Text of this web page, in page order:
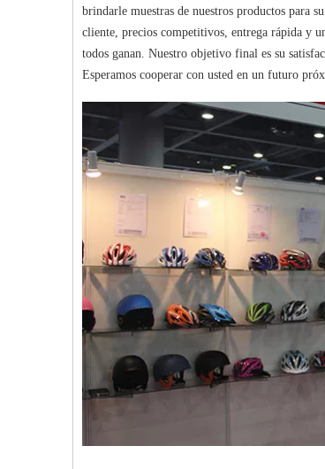
brindarle muestras de nuestros productos para
cliente, precios competitivos, entrega rápida y
todos ganan. Nuestro objetivo final es su
Esperamos cooperar con usted en un futuro